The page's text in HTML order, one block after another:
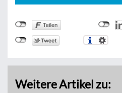
Weitere Artikel zu: